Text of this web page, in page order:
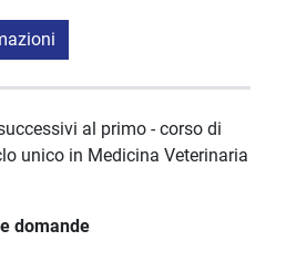
al primo - corso di
unico in Medicina Veterinaria
domande